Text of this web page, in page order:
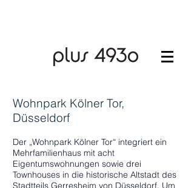
Wohnpark Kölner Tor,
Düsseldorf
Der „Wohnpark Kölner Tor“ integriert ein
Mehrfamilienhaus mit acht
Eigentumswohnungen sowie drei
Townhouses in die historische Altstadt des
Stadtteils Gerresheim von Düsseldorf. Um